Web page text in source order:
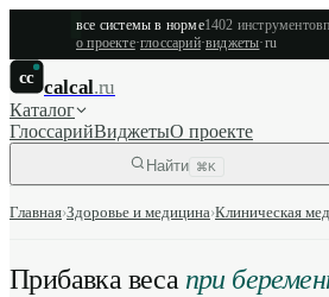
все системы в норме1402 инструментов
о проекте·глоссарий·виджеты·ru
cc calcal.ru
Каталог
ГлоссарийВиджетыО проекте
Найти ⌘K
Главная›Здоровье и медицина›Клиническая
Прибавка веса при